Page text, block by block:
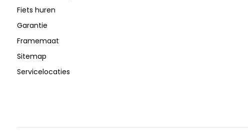
Fiets huren
Garantie
Framemaat
Sitemap
Servicelocaties